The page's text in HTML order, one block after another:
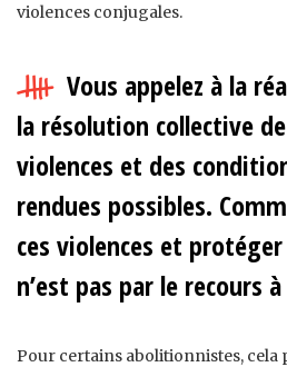
violences conjugales.
Vous appelez à la
la résolution collective
violences et des
rendues possibles.
ces violences et
n’est pas par le recours
Pour certains abolitionnistes, cela